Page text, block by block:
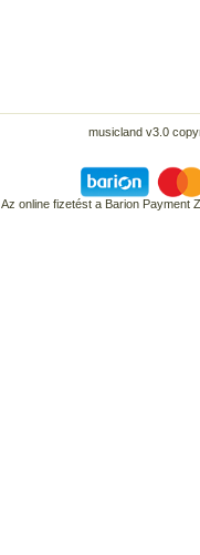
musicland v3.0
Az online fizetést a Barion Payment